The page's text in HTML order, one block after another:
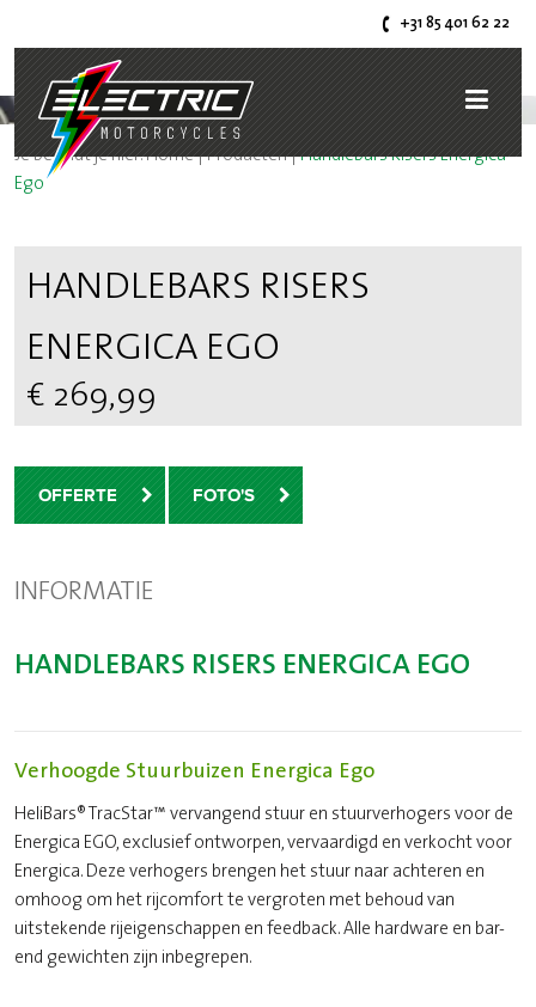
+31 85 401 62 22
Je bevindt je hier:Home|Producten|Handlebars Risers Energica
Ego
HANDLEBARS RISERS
ENERGICA EGO
€ 269,99
OFFERTE FOTO'S
INFORMATIE
HANDLEBARS RISERS ENERGICA EGO
Verhoogde Stuurbuizen Energica Ego
HeliBars® TracStar™ vervangend stuur en stuurverhogers voor de
Energica EGO, exclusief ontworpen, vervaardigd en verkocht voor
Energica. Deze verhogers brengen het stuur naar achteren en
omhoog om het rijcomfort te vergroten met behoud van
uitstekende rijeigenschappen en feedback. Alle hardware en bar-
end gewichten zijn inbegrepen.